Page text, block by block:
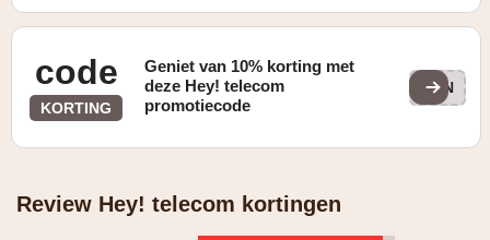
code
KORTING
Geniet van 10% korting met
deze Hey! telecom
promotiecode
R1N
Review Hey! telecom kortingen